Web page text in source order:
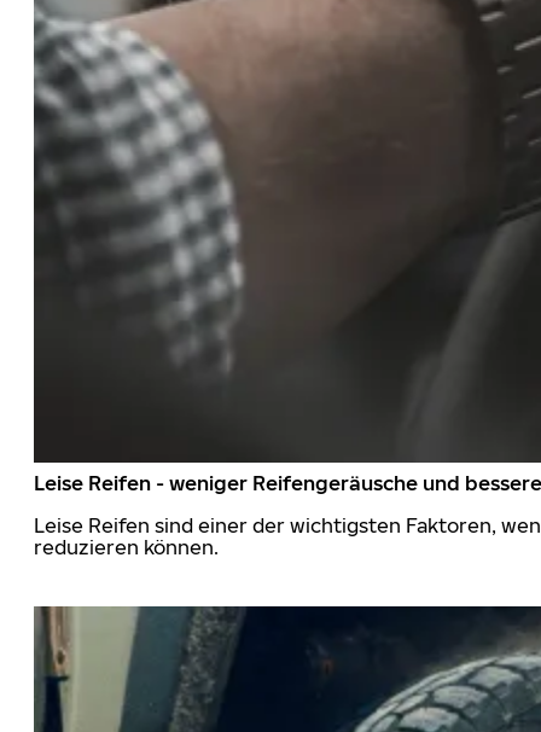
Leise Reifen - weniger Reifengeräusche und
Leise Reifen sind einer der wichtigsten Faktoren,
reduzieren können.